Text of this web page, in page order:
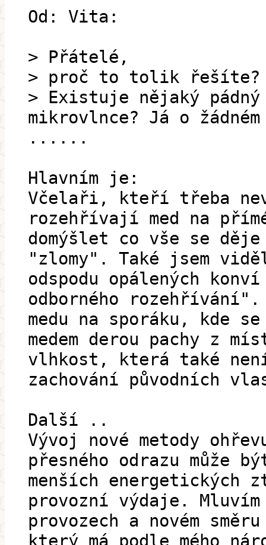
Od: Vita:
> Přátelé,
> proč to tolik řešíte?
> Existuje nějaký pádný
mikrovlnce? Já o
......
Hlavním je:
Včelaři, kteří třeba
rozehřívají med na
domýšlet co vše se děje
"zlomy". Také jsem
odspodu opálených
odborného
medu na sporáku, kde
medem derou pachy z
vlhkost, která také
zachování původních
Další ..
Vývoj nové metody
přesného odrazu může
menších energetických
provozní výdaje.
provozech a novém